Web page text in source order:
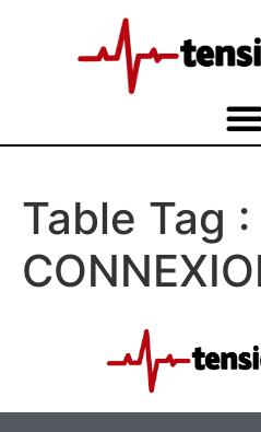
Table Tag :